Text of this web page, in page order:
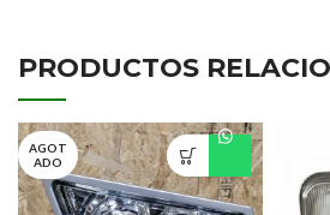
PRODUCTOS
AGOT
ADO